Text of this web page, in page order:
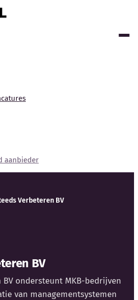
aanbieder
Verbeteren BV
BV
BV ondersteunt MKB-bedrijven
van managementsystemen